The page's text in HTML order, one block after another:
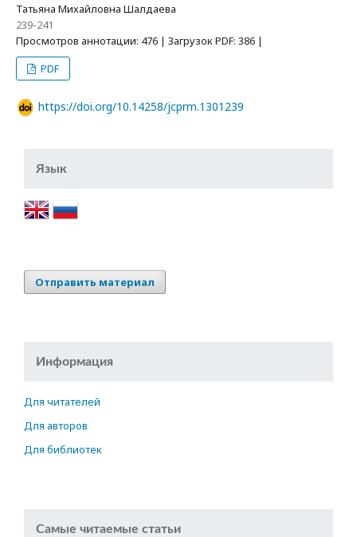
Татьяна Михайловна Шалдаева
239-241
Просмотров аннотации: 476 | Загрузок PDF: 386 |
PDF
https://doi.org/10.14258/jcprm.1301239
Язык
Отправить материал
Информация
Для читателей
Для авторов
Для библиотек
Самые читаемые статьи